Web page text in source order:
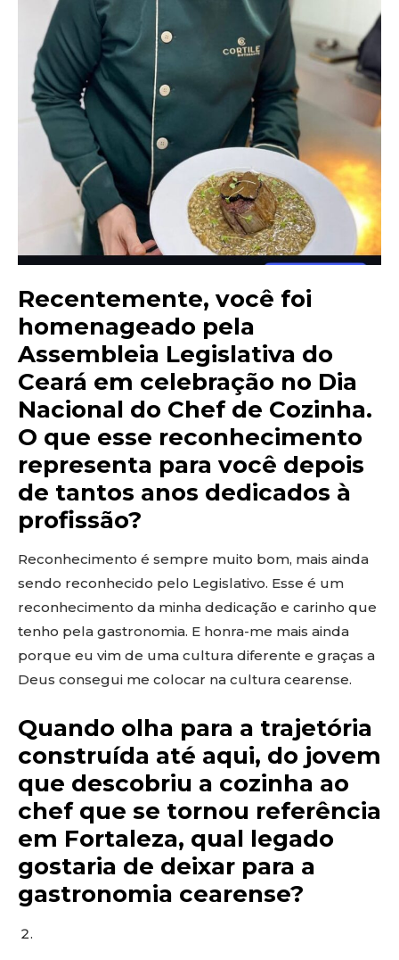
Recentemente, você foi
homenageado pela
Assembleia Legislativa do
Ceará em celebração no Dia
Nacional do Chef de Cozinha.
O que esse reconhecimento
representa para você depois
de tantos anos dedicados à
profissão?
Reconhecimento é sempre muito bom, mais ainda
sendo reconhecido pelo Legislativo. Esse é um
reconhecimento da minha dedicação e carinho que
tenho pela gastronomia. E honra-me mais ainda
porque eu vim de uma cultura diferente e graças a
Deus consegui me colocar na cultura cearense.
Quando olha para a trajetória
construída até aqui, do jovem
que descobriu a cozinha ao
chef que se tornou referência
em Fortaleza, qual legado
gostaria de deixar para a
gastronomia cearense?